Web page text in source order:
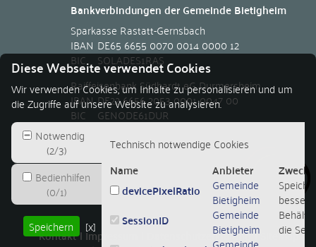
Bankverbindungen der Gemeinde Bietigheim
Sparkasse Rastatt-Gernsbach
IBAN DE65 6655 0070 0014 0000 12
BIC
SOLADES1RAS
Raiffeisenbank Südhardt eG Durmersheim
IBANDE22 6656 2053 0001 0047 00
BIC
GENODE61DUR
Kontakt Impressum Datenschutzerklärung Sitemap
Diese Webseite verwendet Cookies
Wir verwenden Cookies, um Inhalte zu personalisieren und um
die Zugriffe auf unsere Website zu analysieren.
Notwendig
(2/3)
Bedienhilfen
(0/1)
Speichern
[x]
Technisch notwendige Cookies
Name Anbieter
Zweck
devicePixelRatio
Gemeinde
Bietigheim
SessionID
Gemeinde
Bietigheim
Behält
die